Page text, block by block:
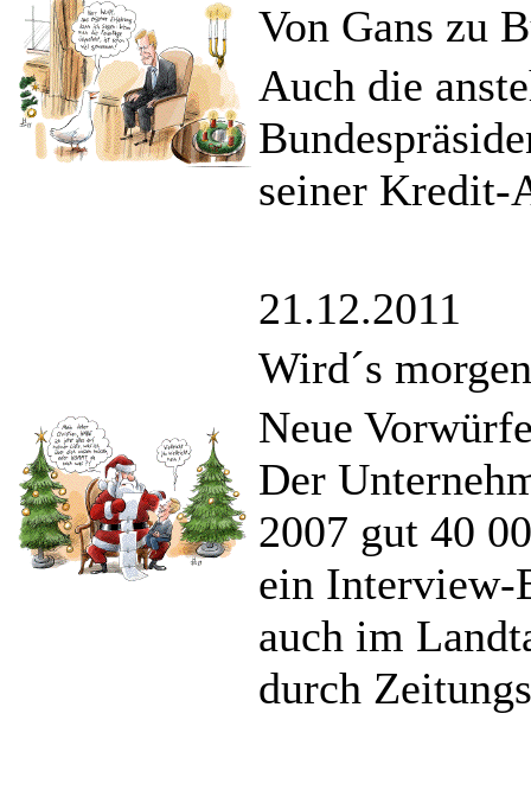
Von Gans zu
Auch die
seiner Kredit-
21.12.2011
Wird´s
Neue
Der
2007 gut 40
ein Interview-
auch im
durch